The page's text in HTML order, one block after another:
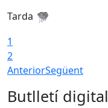
Tarda
1
2
AnteriorSegüent
Butlletí digital